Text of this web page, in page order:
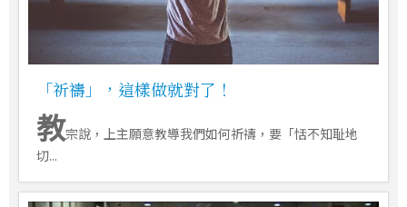
「祈禱」，這樣做就對了！
教宗說，上主願意教導我們如何祈禱，要「恬不知耻地
切...